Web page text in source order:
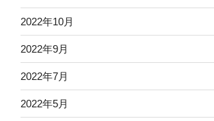
2022年10月
2022年9月
2022年7月
2022年5月